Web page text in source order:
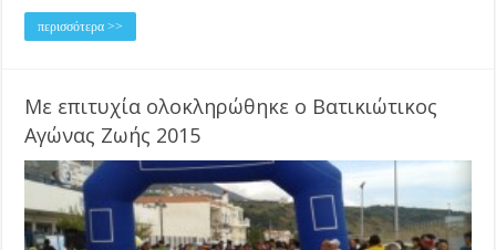
περισσότερα >>
Με επιτυχία ολοκληρώθηκε ο Βατικιώτικος
Αγώνας Ζωής 2015